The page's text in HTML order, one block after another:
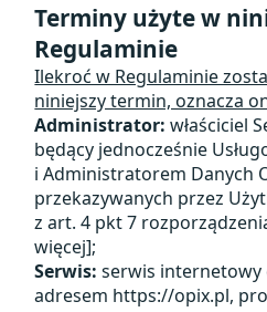
Terminy użyte w
Regulaminie
Ilekroć w Regulaminie
niniejszy termin, oznacza
Administrator: właściciel
będący jednocześnie
i Administratorem Danych
przekazywanych przez
z art. 4 pkt 7
więcej];
Serwis: serwis internetowy
adresem https://opix.pl,